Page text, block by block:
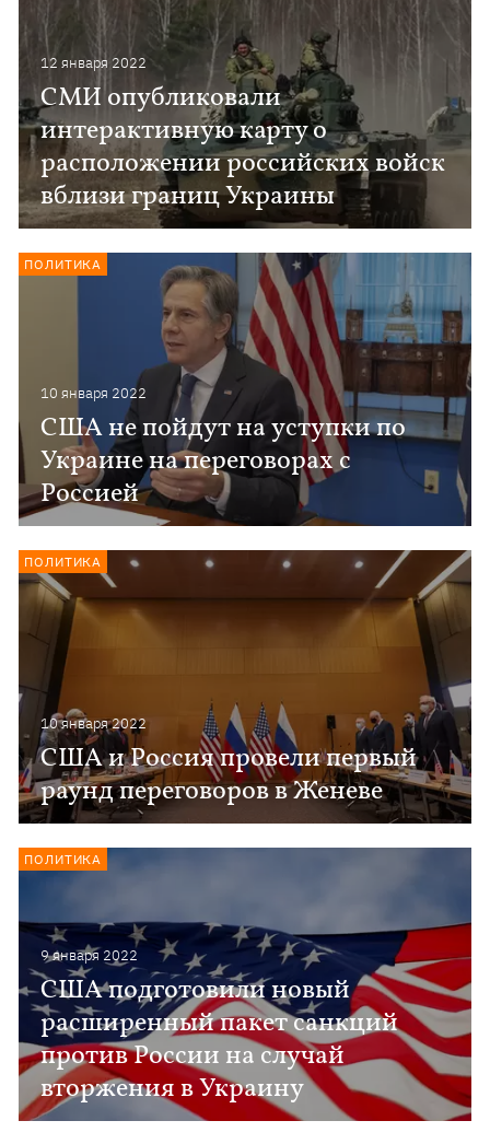
12 января 2022
СМИ опубликовали
интерактивную карту о
расположении российских войск
вблизи границ Украины
10 января 2022
США не пойдут на уступки по
Украине на переговорах с
Россией
ПОЛИТИКА
10 января 2022
США и Россия провели первый
раунд переговоров в Женеве
ПОЛИТИКА
9 января 2022
США подготовили новый
расширенный пакет санкций
против России на случай
вторжения в Украину
ПОЛИТИКА